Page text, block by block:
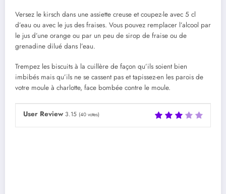
Versez le kirsch dans une assiette creuse et coupez-le avec 5 cl
d’eau ou avec le jus des fraises. Vous pouvez remplacer l’alcool par
le jus d’une orange ou par un peu de sirop de fraise ou de
grenadine dilué dans l’eau.
Trempez les biscuits à la cuillère de façon qu’ils soient bien
imbibés mais qu’ils ne se cassent pas et tapissez-en les parois de
votre moule à charlotte, face bombée contre le moule.
User Review 3.15 (40 votes)